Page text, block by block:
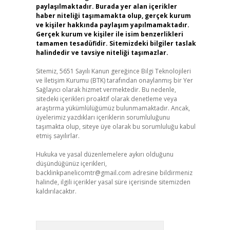
paylaşılmaktadır. Burada yer alan içerikler
haber niteliği taşımamakta olup, gerçek kurum
ve kişiler hakkında paylaşım yapılmamaktadır.
Gerçek kurum ve kişiler ile isim benzerlikleri
tamamen tesadüfidir. Sitemizdeki bilgiler taslak
halindedir ve tavsiye niteliği taşımazlar.
Sitemiz, 5651 Sayılı Kanun gereğince Bilgi Teknolojileri
ve İletişim Kurumu (BTK) tarafından onaylanmış bir Yer
Sağlayıcı olarak hizmet vermektedir. Bu nedenle,
sitedeki içerikleri proaktif olarak denetleme veya
araştırma yükümlülüğümüz bulunmamaktadır. Ancak,
üyelerimiz yazdıkları içeriklerin sorumluluğunu
taşımakta olup, siteye üye olarak bu sorumluluğu kabul
etmiş sayılırlar.
Hukuka ve yasal düzenlemelere aykırı olduğunu
düşündüğünüz içerikleri,
backlinkpanelicomtr@gmail.com adresine bildirmeniz
halinde, ilgili içerikler yasal süre içerisinde sitemizden
kaldırılacaktır.